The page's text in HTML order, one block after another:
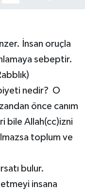
İnsan oruçla
sebeptir.
nedir? O
önce canım
bile Allah(cc)izni
toplum ve
bulur.
insana